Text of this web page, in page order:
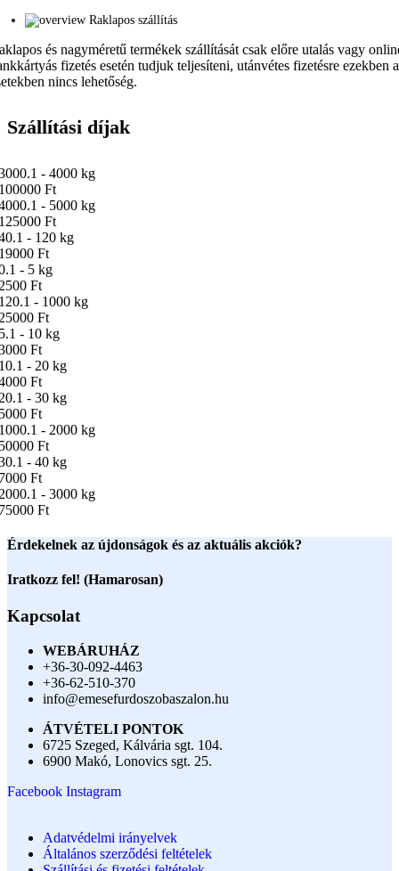
Raklapos szállítás
és nagyméretű termékek szállítását csak előre utalás vagy
fizetés esetén tudjuk teljesíteni, utánvétes fizetésre ezekben
nincs lehetőség.
Szállítási díjak
- 4000 kg
Ft
- 5000 kg
Ft
- 120 kg
Ft
- 5 kg
Ft
- 1000 kg
Ft
- 10 kg
Ft
- 20 kg
Ft
- 30 kg
Ft
- 2000 kg
Ft
- 40 kg
Ft
- 3000 kg
Ft
Érdekelnek az újdonságok és az aktuális akciók?
Iratkozz fel! (Hamarosan)
Kapcsolat
WEBÁRUHÁZ
+36-30-092-4463
+36-62-510-370
info@emesefurdoszobaszalon.hu
ÁTVÉTELI PONTOK
6725 Szeged, Kálvária sgt. 104.​
6900 Makó, Lonovics sgt. 25.
Facebook Instagram
Adatvédelmi irányelvek
Általános szerződési feltételek